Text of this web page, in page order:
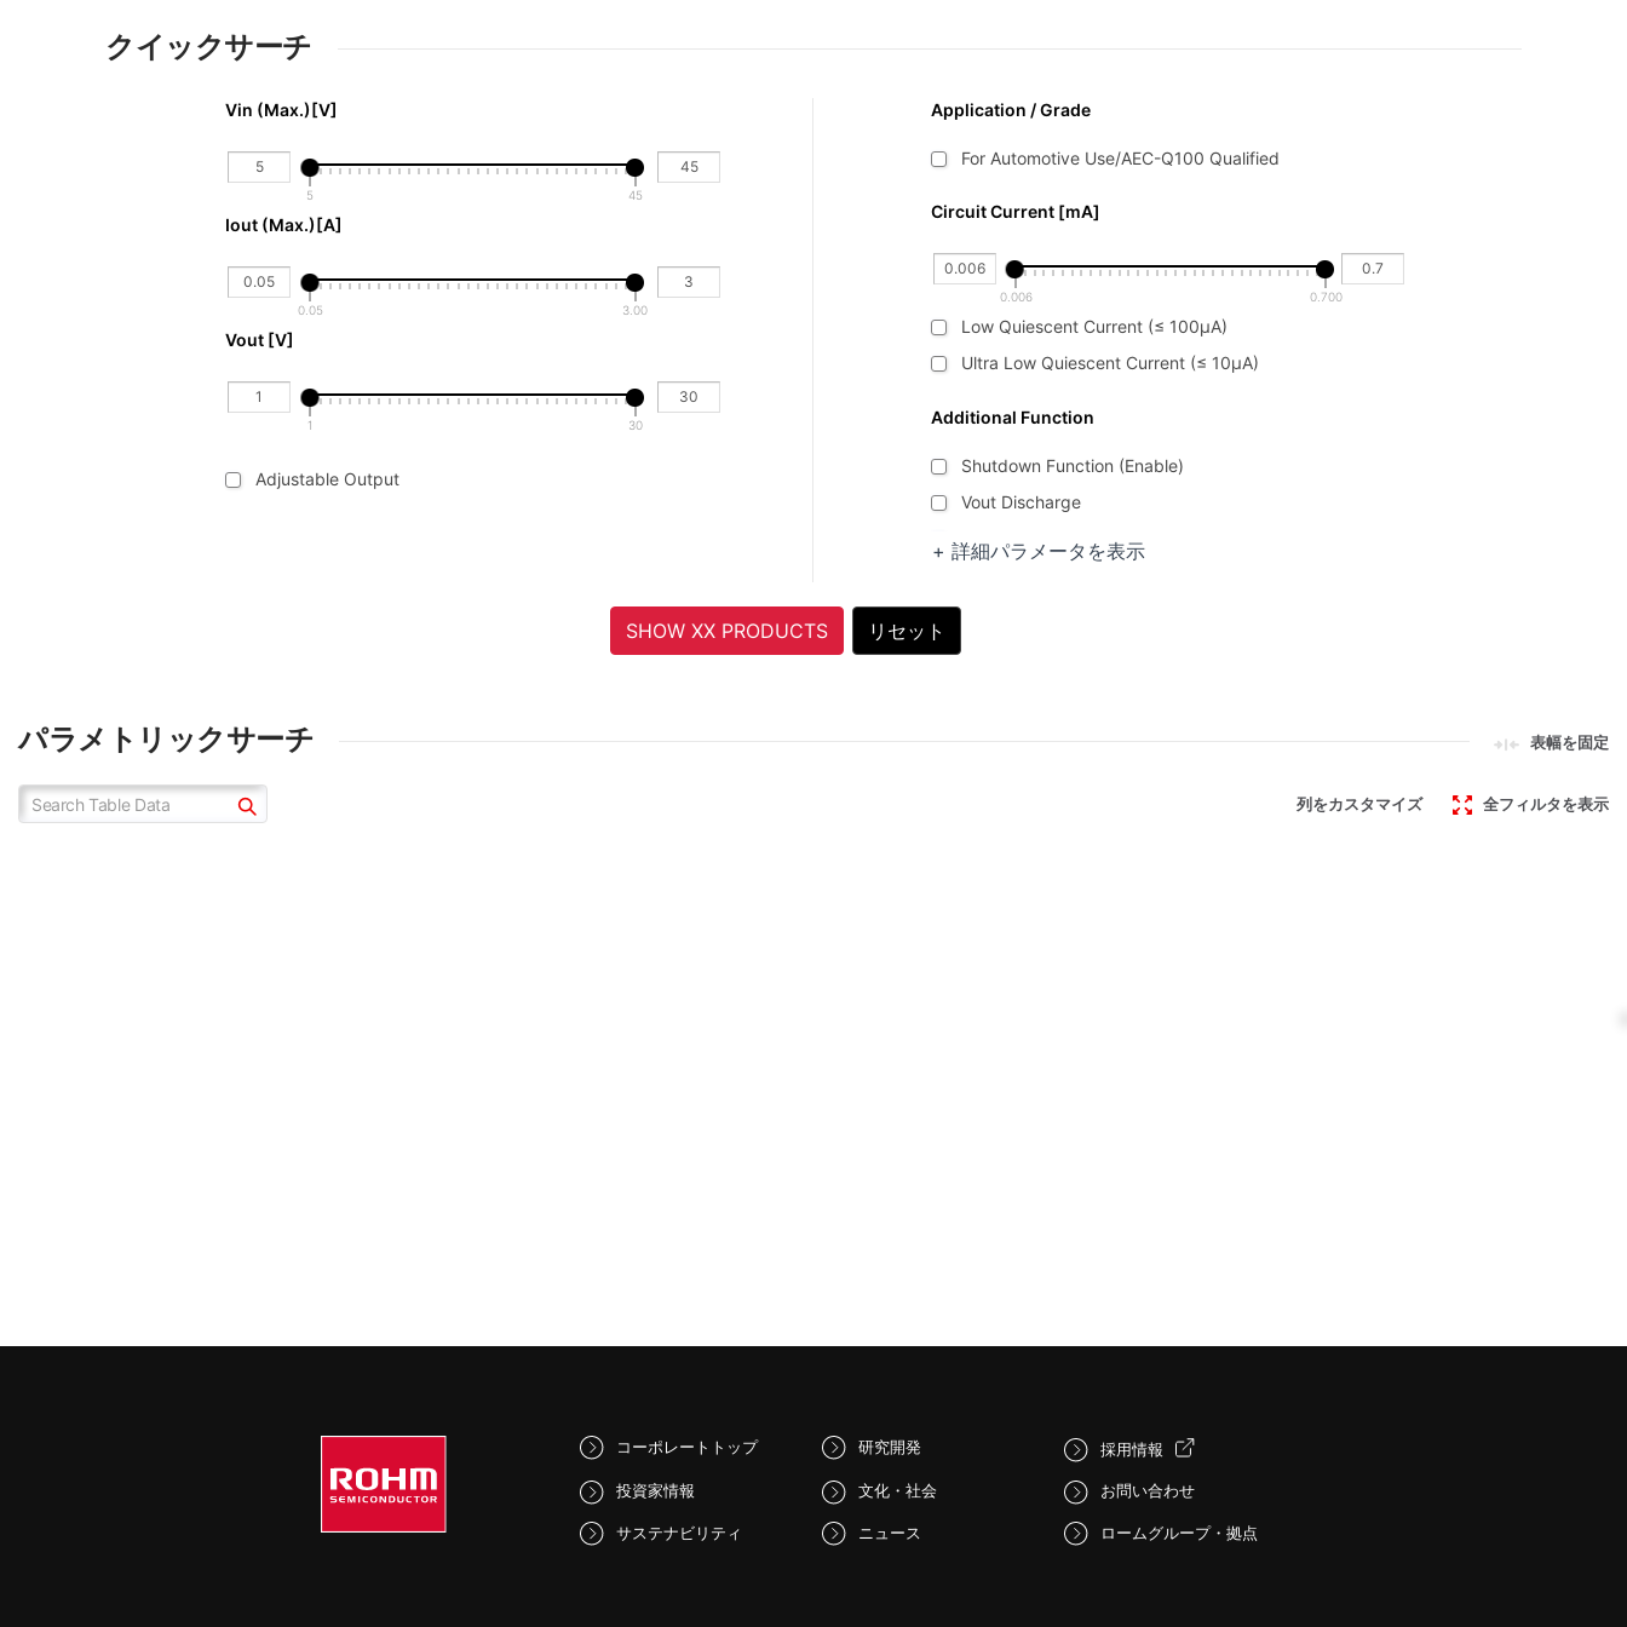
クイックサーチ
Vin (Max.)[V]
5 45
Iout (Max.)[A]
0.05 3.00
Vout [V]
1 30
Adjustable Output
Application / Grade
For Automotive Use/AEC-Q100 Qualified
Circuit Current [mA]
0.006 0.700
Low Quiescent Current (≤ 100μA)
Ultra Low Quiescent Current (≤ 10μA)
Additional Function
Shutdown Function (Enable)
Vout Discharge
Thermal Shut-down
+ 詳細パラメータを表示
SHOW XX PRODUCTS リセット
パラメトリックサーチ 表幅を固定
列をカスタマイズ 全フィルタを表示
コーポレートトップ
投資家情報
サステナビリティ
研究開発
文化・社会
ニュース
採用情報
お問い合わせ
ロームグループ・拠点